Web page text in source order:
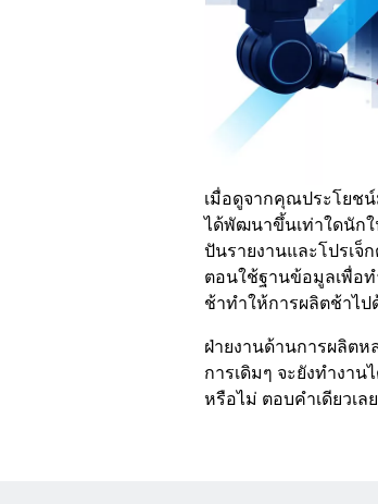
เมื่อดูจากคุณประโยช
ได้พัฒนาขึ้นเท่าใดนักใ
ปันรายงานและโปรเจ็
ตอนใช้ฐานข้อมูลเพื่อ
ช้าทำให้การผลิตช้าไป
ฝ่ายงานด้านการผลิต
การเดิมๆ จะยังทำงา
หรือไม่ ตอบคำเดียวเล